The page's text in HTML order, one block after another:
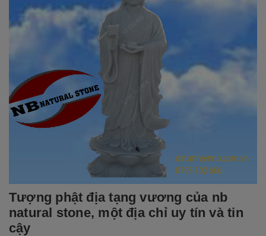
Tượng phật địa tạng vương của nb
natural stone, một địa chỉ uy tín và tin
cậy